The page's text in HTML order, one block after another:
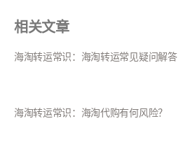
相关文章
海淘转运常识：海淘转运常见疑问解答
海淘转运常识：海淘代购有何风险？